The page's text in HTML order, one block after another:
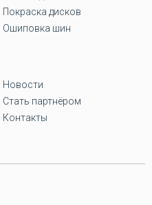
Покраска дисков
Ошиповка шин
Новости
Стать партнёром
Контакты